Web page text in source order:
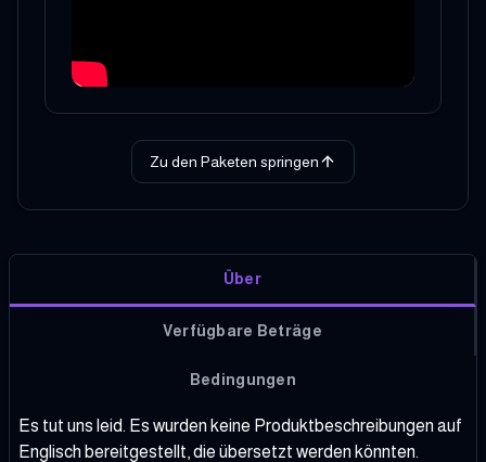
Zu den Paketen springen
Über
Verfügbare Beträge
Bedingungen
Es tut uns leid. Es wurden keine Produktbeschreibungen auf
Englisch bereitgestellt, die übersetzt werden könnten.